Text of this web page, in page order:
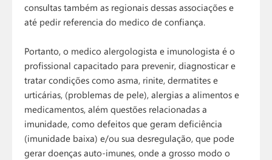
consultas também as regionais dessas associações e
até pedir referencia do medico de confiança.
Portanto, o medico alergologista e imunologista é o
profissional capacitado para prevenir, diagnosticar e
tratar condições como asma, rinite, dermatites e
urticárias, (problemas de pele), alergias a alimentos e
medicamentos, além questões relacionadas a
imunidade, como defeitos que geram deficiência
(imunidade baixa) e/ou sua desregulação, que pode
gerar doenças auto-imunes, onde a grosso modo o